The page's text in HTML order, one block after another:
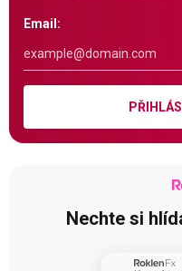
Email:
Nechte si